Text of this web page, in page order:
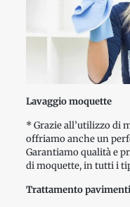
Lavaggio moquette
* Grazie all’utilizzo di
offriamo anche un
Garantiamo qualità e
di moquette, in tutti i
Trattamento pavimenti